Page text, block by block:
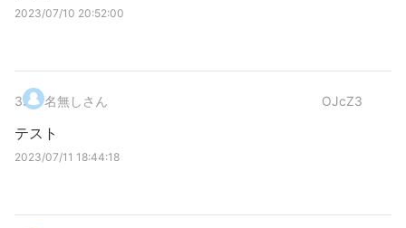
2023/07/10 20:52:00
3. 名無しさん OJcZ3
テスト
2023/07/11 18:44:18